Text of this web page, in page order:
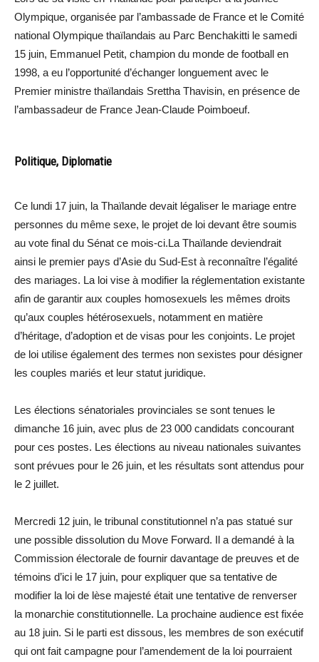
Olympique, organisée par l’ambassade de France et le Comité
national Olympique thaïlandais au Parc Benchakitti le samedi
15 juin, Emmanuel Petit, champion du monde de football en
1998, a eu l’opportunité d’échanger longuement avec le
Premier ministre thaïlandais Srettha Thavisin, en présence de
l’ambassadeur de France Jean-Claude Poimboeuf.
Politique, Diplomatie
Ce lundi 17 juin, la Thaïlande devait légaliser le mariage entre
personnes du même sexe, le projet de loi devant être soumis
au vote final du Sénat ce mois-ci.La Thaïlande deviendrait
ainsi le premier pays d’Asie du Sud-Est à reconnaître l’égalité
des mariages. La loi vise à modifier la réglementation existante
afin de garantir aux couples homosexuels les mêmes droits
qu’aux couples hétérosexuels, notamment en matière
d’héritage, d’adoption et de visas pour les conjoints. Le projet
de loi utilise également des termes non sexistes pour désigner
les couples mariés et leur statut juridique.
Les élections sénatoriales provinciales se sont tenues le
dimanche 16 juin, avec plus de 23 000 candidats concourant
pour ces postes. Les élections au niveau nationales suivantes
sont prévues pour le 26 juin, et les résultats sont attendus pour
le 2 juillet.
Mercredi 12 juin, le tribunal constitutionnel n’a pas statué sur
une possible dissolution du Move Forward. Il a demandé à la
Commission électorale de fournir davantage de preuves et de
témoins d’ici le 17 juin, pour expliquer que sa tentative de
modifier la loi de lèse majesté était une tentative de renverser
la monarchie constitutionnelle. La prochaine audience est fixée
au 18 juin. Si le parti est dissous, les membres de son exécutif
qui ont fait campagne pour l’amendement de la loi pourraient